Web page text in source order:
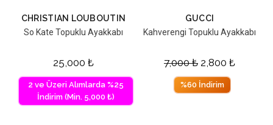
CHRISTIAN LOUBOUTIN
So Kate Topuklu Ayakkabı
25,000 ₺
2 ve Üzeri Alımlarda %25
İndirim (Min. 5,000 ₺)
GUCCI
Kahverengi Topuklu Ayakkabı
7,000₺ 2,800 ₺
%60 İndirim